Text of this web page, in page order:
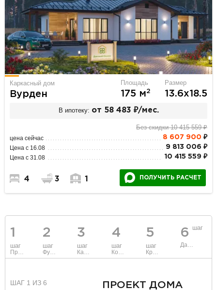
Каркасный дом
Вурден
Площадь
175 м2
Размер
13.6х18.5
В ипотеку: от 58 483 ₽/мес.
Без скидки 10 415 559 ₽
цена сейчас 8 607 900 ₽
Цена с 16.08 9 813 006 ₽
Цена с 31.08 10 415 559 ₽
4 3 1 ПОЛУЧИТЬ РАСЧЕТ
1
шаг
Проект
2
шаг
Фундамент
3
шаг
Каркас и стены
4
шаг
Коммуникации
5
шаг
Крыша
6 шаг
Данные
ШАГ 1 ИЗ 6 ПРОЕКТ ДОМА